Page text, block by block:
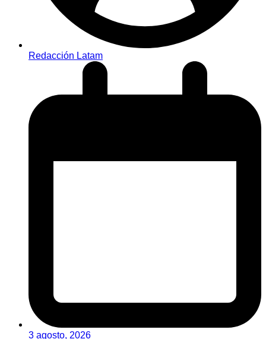
Redacción Latam
3 agosto, 2026